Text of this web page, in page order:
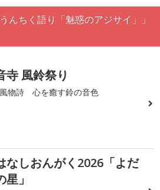
んちく語り「魅惑のアジサイ」」
寺 風鈴祭り
物詩 心を癒す鈴の音色
なしおんがく2026「よだ
星」